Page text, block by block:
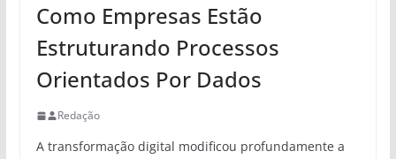
Como Empresas Estão
Estruturando Processos
Orientados Por Dados
Redação
A transformação digital modificou profundamente a